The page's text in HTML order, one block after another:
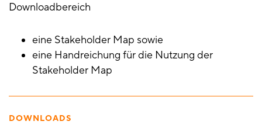
Downloadbereich
eine Stakeholder Map sowie
eine Handreichung für die Nutzung der
Stakeholder Map
DOWNLOADS